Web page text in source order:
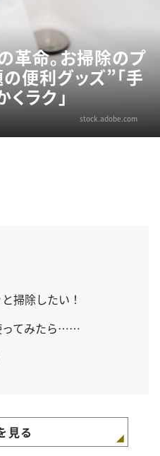
革命。お掃除のプ
便利グッズ”「手
くラク」
stock.adobe.com
掃除したい！
ってみたら……
見る